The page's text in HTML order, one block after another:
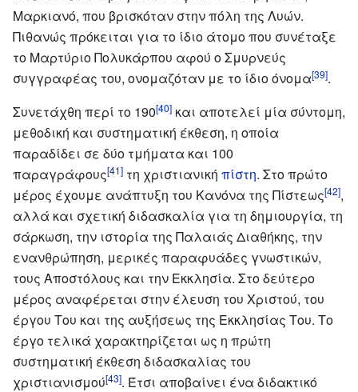
Μαρκιανό, που βρισκόταν στην πόλη της Λυών.
Πιθανώς πρόκειται για το ίδιο άτομο που συνέταξε
το Μαρτύριο Πολυκάρπου αφού ο Σμυρνεύς
συγγραφέας του, ονομαζόταν με το ίδιο όνομα[39].
Συνετάχθη περί το 190[40] και αποτελεί μία σύντομη,
μεθοδική και συστηματική έκθεση, η οποία
παραδίδει σε δύο τμήματα και 100
παραγράφους[41] τη χριστιανική πίστη. Στο πρώτο
μέρος έχουμε ανάπτυξη του Κανόνα της Πίστεως[42],
αλλά και σχετική διδασκαλία για τη δημιουργία, τη
σάρκωση, την ιστορία της Παλαιάς Διαθήκης, την
ενανθρώπηση, μερικές παραφυάδες γνωστικών,
τους Αποστόλους και την Εκκλησία. Στο δεύτερο
μέρος αναφέρεται στην έλευση του Χριστού, του
έργου Του και της αυξήσεως της Εκκλησίας Του. Το
έργο τελικά χαρακτηρίζεται ως η πρώτη
συστηματική έκθεση διδασκαλίας του
χριστιανισμού[43]. Έτσι αποβαίνει ένα διδακτικό